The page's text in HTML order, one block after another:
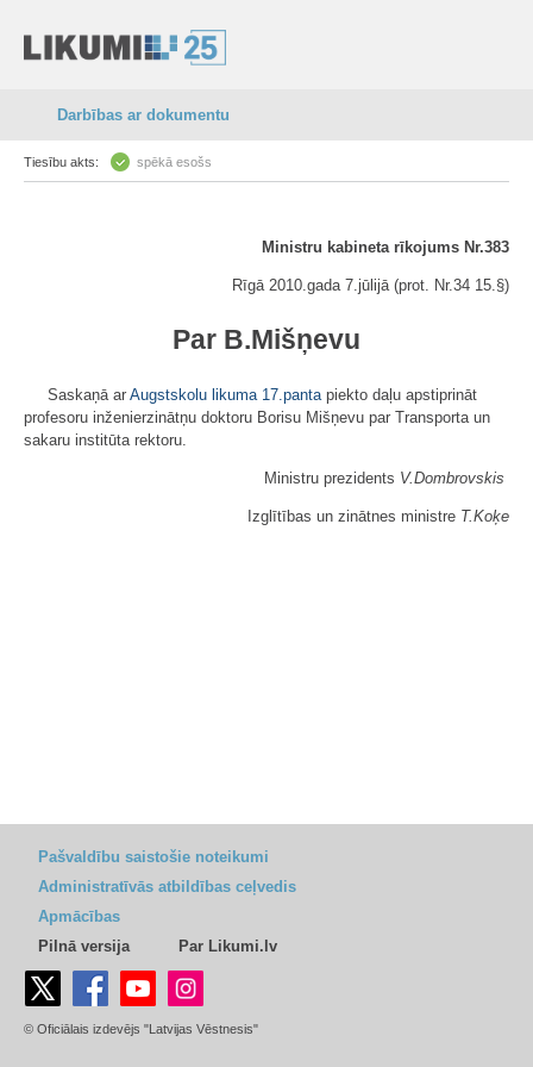
Darbības ar dokumentu
Tiesību akts: spēkā esošs
Ministru kabineta rīkojums Nr.383
Rīgā 2010.gada 7.jūlijā (prot. Nr.34 15.§)
Par B.Mišņevu
Saskaņā ar Augstskolu likuma 17.pantapiekto daļu apstiprināt
profesoru inženierzinātņu doktoru Borisu Mišņevu par Transporta un
sakaru institūta rektoru.
Ministru prezidents V.Dombrovskis
Izglītības un zinātnes ministre T.Koķe
Pašvaldību saistošie noteikumi
Administratīvās atbildības ceļvedis
Apmācības
Pilnā versija
Par Likumi.lv
© Oficiālais izdevējs "Latvijas Vēstnesis"